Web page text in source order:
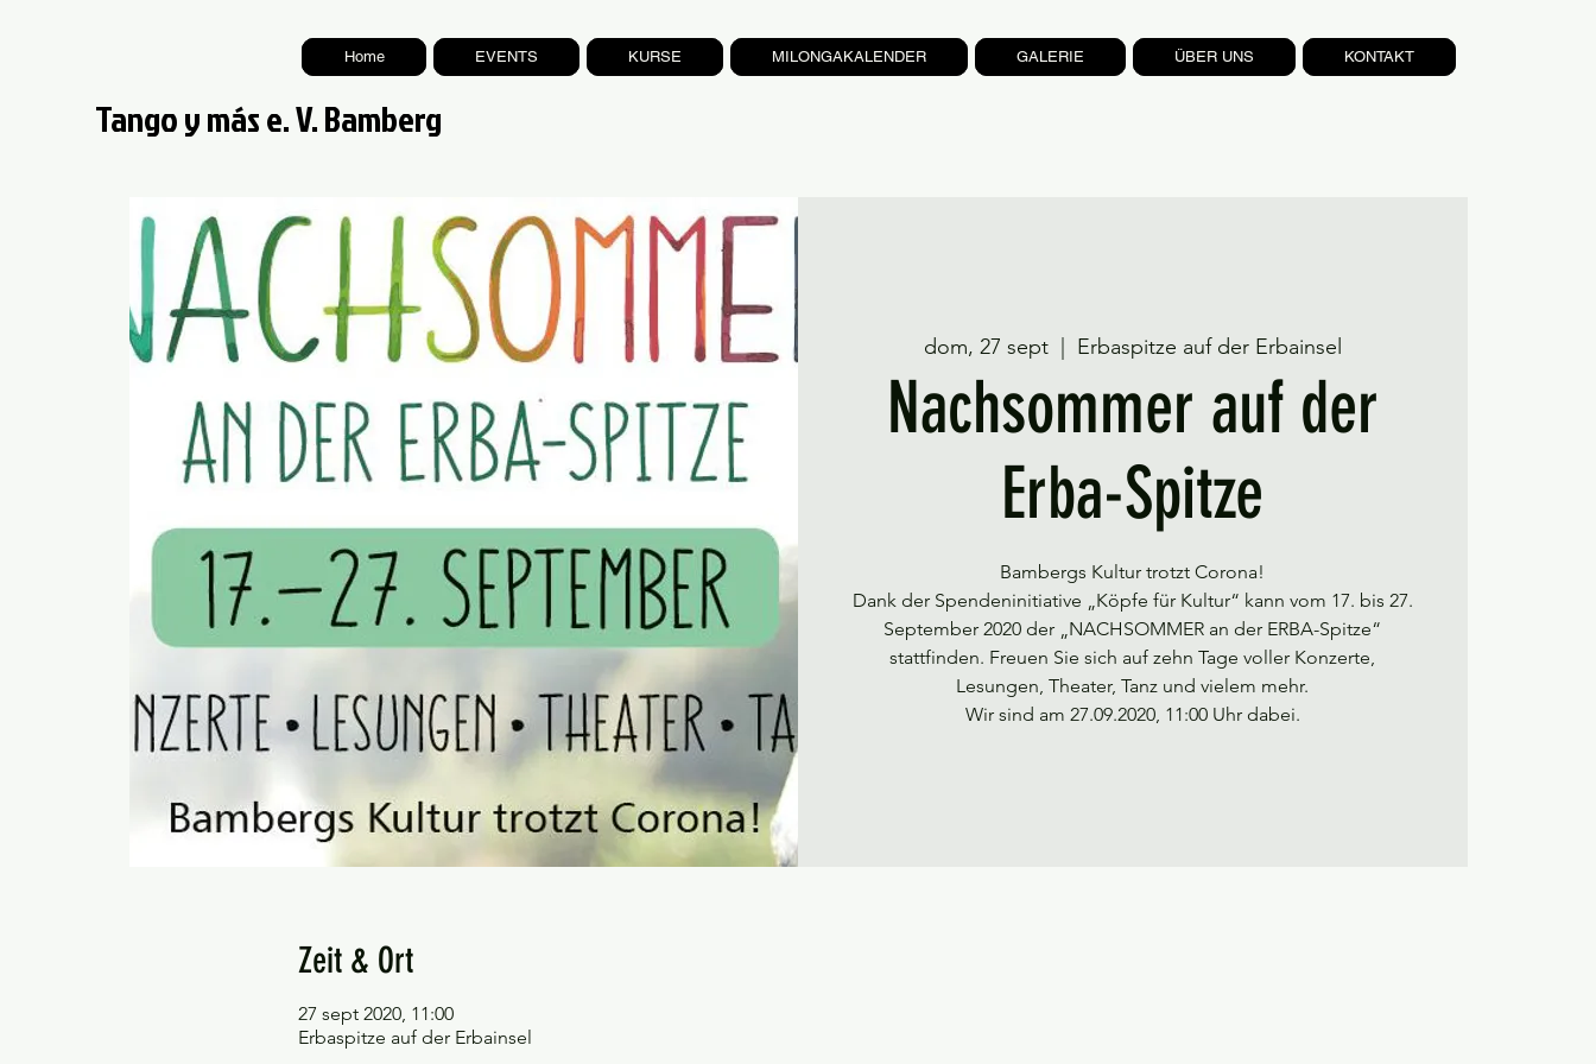
Home EVENTS KURSE MILONGAKALENDER GALERIE ÜBER UNS KONTAKT
Tango y más e. V. Bamberg
dom, 27 sept
  |
Erbaspitze auf der Erbainsel
Nachsommer auf der
Erba-Spitze
Bambergs Kultur trotzt Corona!
Dank der Spendeninitiative „Köpfe für Kultur“ kann vom 17. bis 27.
September 2020 der „NACHSOMMER an der ERBA-Spitze“
stattfinden. Freuen Sie sich auf zehn Tage voller Konzerte,
Lesungen, Theater, Tanz und vielem mehr.
Wir sind am 27.09.2020, 11:00 Uhr dabei.
Zeit & Ort
27 sept 2020, 11:00
Erbaspitze auf der Erbainsel